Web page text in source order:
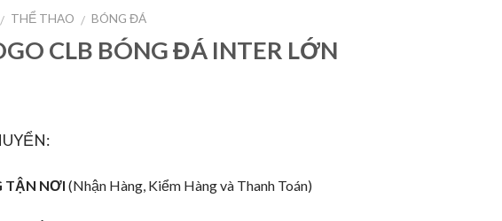
/ THỂ THAO / BÓNG ĐÁ
CLB BÓNG ĐÁ INTER LỚN
TẬN NƠI (Nhận Hàng, Kiểm Hàng và Thanh Toán)